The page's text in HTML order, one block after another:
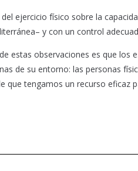
ejercicio físico sobre la
y con un control
estas observaciones es que
de su entorno: las personas
que tengamos un recurso